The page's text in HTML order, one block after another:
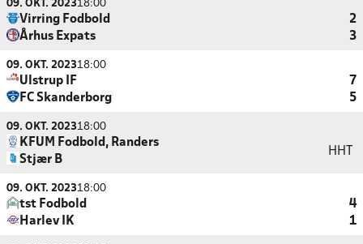
09. OKT. 202318:00
Virring Fodbold
2
Århus Expats
3
09. OKT. 202318:00
Ulstrup IF
7
FC Skanderborg
5
09. OKT. 202318:00
KFUM Fodbold, Randers
Stjær B
HHT
09. OKT. 202318:00
tst Fodbold
4
Harlev IK
1